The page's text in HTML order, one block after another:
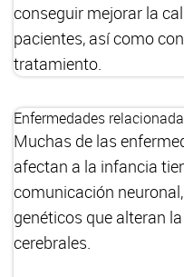
conseguir mejorar la
pacientes, así como
tratamiento.
Enfermedades
Muchas de las
afectan a la infancia
comunicación
genéticos que alteran
cerebrales.